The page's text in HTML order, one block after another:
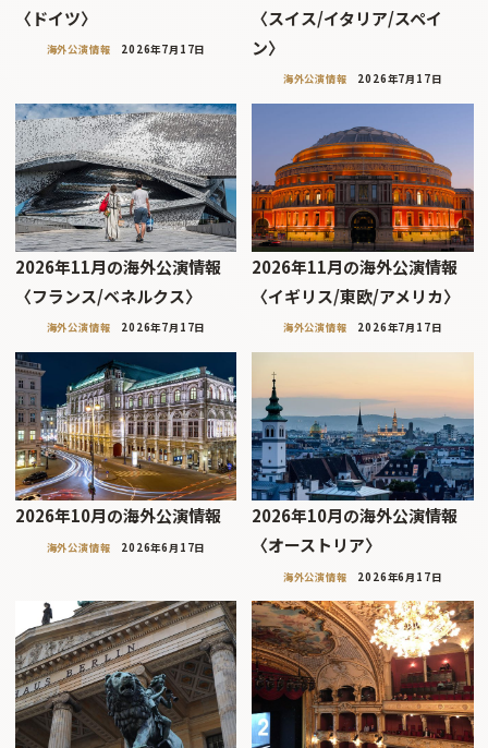
〈ドイツ〉
海外公演情報 2026年7月17日
〈スイス/イタリア/スペイ
ン〉
海外公演情報 2026年7月17日
2026年11月の海外公演情報
〈フランス/ベネルクス〉
海外公演情報 2026年7月17日
2026年11月の海外公演情報
〈イギリス/東欧/アメリカ〉
海外公演情報 2026年7月17日
2026年10月の海外公演情報
海外公演情報 2026年6月17日
2026年10月の海外公演情報
〈オーストリア〉
海外公演情報 2026年6月17日